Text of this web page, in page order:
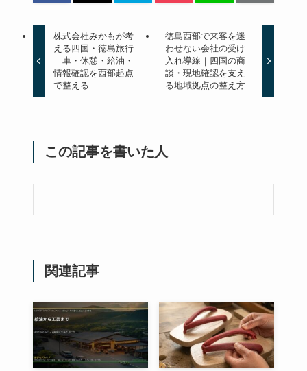
株式会社みかもが考
える四国・徳島旅行
｜車・休憩・給油・
情報確認を西部起点
で整える
徳島西部で来客を迷
わせない会社の受け
入れ導線｜四国の商
談・現地確認を支え
る地域拠点の整え方
この記事を書いた人
関連記事